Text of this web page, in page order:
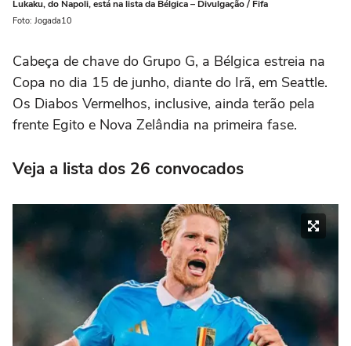
Lukaku, do Napoli, está na lista da Bélgica – Divulgação / Fifa
Foto: Jogada10
Cabeça de chave do Grupo G, a Bélgica estreia na
Copa no dia 15 de junho, diante do Irã, em Seattle.
Os Diabos Vermelhos, inclusive, ainda terão pela
frente Egito e Nova Zelândia na primeira fase.
Veja a lista dos 26 convocados